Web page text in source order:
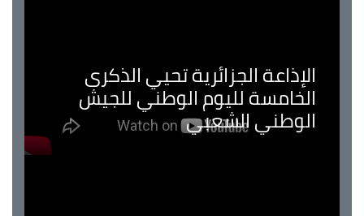
الإذاعة الجزائرية تحيي الذكرى
الخامسة لليوم الوطني للجيش
الوطني الشعبي